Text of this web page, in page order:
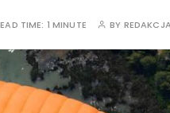
TIME: 1 MINUTE BY REDAKCJA